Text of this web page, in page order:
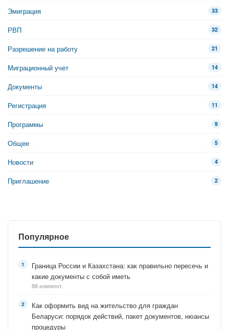
Эмиграция 33
РВП 32
Разрешение на работу 21
Миграционный учет 14
Документы 14
Регистрация 11
Программы 9
Общее 5
Новости 4
Приглашение 2
Популярное
Граница России и Казахстана: как правильно пересечь и
какие документы с собой иметь
88 коммент.
Как оформить вид на жительство для граждан
Беларуси: порядок действий, пакет документов, нюансы
процедуры